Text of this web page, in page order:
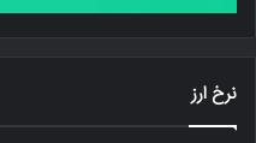
نرخ ارز